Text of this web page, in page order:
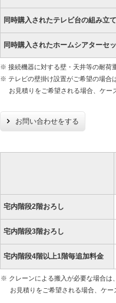
同時購入されたテレビ台の組み立
同時購入されたホームシアターセ
※ 接続機器に対する壁・天井等の耐荷
※ テレビの壁掛け設置がご希望の場合
お見積りをご希望される場合、ケー
お問い合わせをする
宅内階段2階おろし
宅内階段3階おろし
宅内階段4階以上1階毎追加料金
※ クレーンによる搬入が必要な場合は
お見積りをご希望される場合、ケ